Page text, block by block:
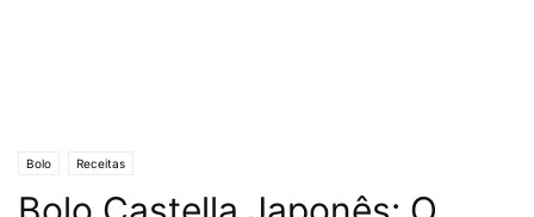
Bolo Receitas